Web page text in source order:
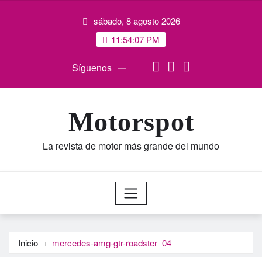
sábado, 8 agosto 2026
11:54:08 PM
Síguenos
Motorspot
La revista de motor más grande del mundo
Inicio mercedes-amg-gtr-roadster_04